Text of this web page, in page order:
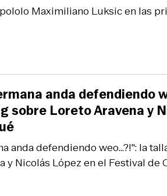
Maximiliano Luksic en las
anda defendiendo weo...?!": la
y Nicolás López en el Festival de
anda defendiendo
sobre Loreto Aravena y